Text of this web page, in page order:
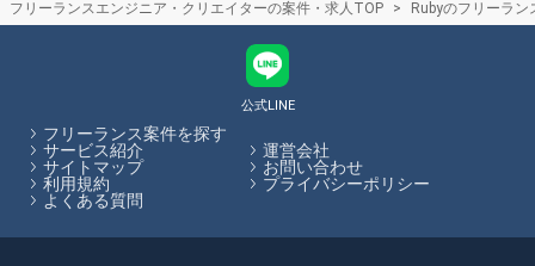
フリーランスHubからエージェントのフリーランス案件に応募した際の
フリーランスHubからエージェントのフリーランス案件にご応募頂いた
後、各エージェントからのメールや電話などで日程調整を行った後、一
対一のカウンセリングでスキルや希望の働き方をエージェントの担当者
の方からヒアリング、その後希望にあった企業と商談し、案件に参画し
て頂きます。
フリーランスHubはお客様のフリーランス案件探しを最大限サポートし
ていきます。
フリーランスエンジニア・クリエイターの案件・求人TOP Rubyのフリーラン
公式LINE
フリーランス案件を探す
サービス紹介
運営会社
サイトマップ
お問い合わせ
利用規約
プライバシーポリシー
よくある質問